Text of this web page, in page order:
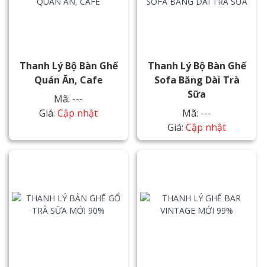
Thanh Lý Bộ Bàn Ghế
Quán Ăn, Cafe
Mã: ---
Giá: Cập nhật
Thanh Lý Bộ Bàn Ghế
Sofa Băng Dài Trà
Sữa
Mã: ---
Giá: Cập nhật